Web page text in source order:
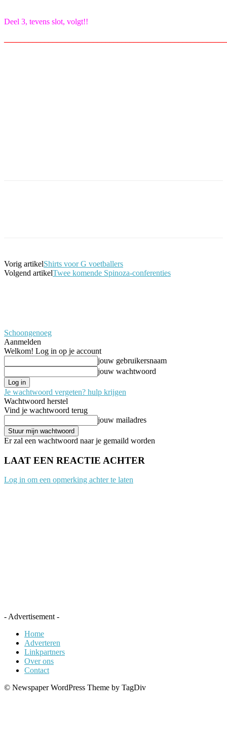
Deel 3, tevens slot, volgt!!
Vorig artikelShirts voor G voetballers
Volgend artikelTwee komende Spinoza-conferenties
Schoongenoeg
Aanmelden
Welkom! Log in op je account
jouw gebruikersnaam
jouw wachtwoord
Je wachtwoord vergeten? hulp krijgen
Wachtwoord herstel
Vind je wachtwoord terug
jouw mailadres
Er zal een wachtwoord naar je gemaild worden
LAAT EEN REACTIE ACHTER
Log in om een opmerking achter te laten
- Advertisement -
Home
Adverteren
Linkpartners
Over ons
Contact
© Newspaper WordPress Theme by TagDiv